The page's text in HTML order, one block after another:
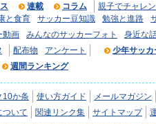
連載 コラム 親子でチャレ
と食育 サッカー豆知識 勉強と進路
動画 みんなのサッカーフォト
身近な
配布物 アンケート
少年サッ
週間ランキング
10か条 使い方ガイド メールマガジン
ついて 関連リンク集 サイトマップ